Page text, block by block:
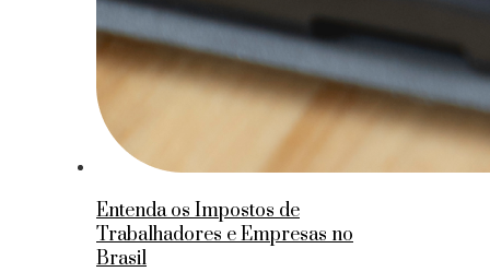
Entenda os Impostos de
Trabalhadores e Empresas no
Brasil